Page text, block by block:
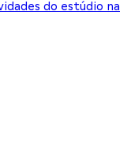
do estúdio na